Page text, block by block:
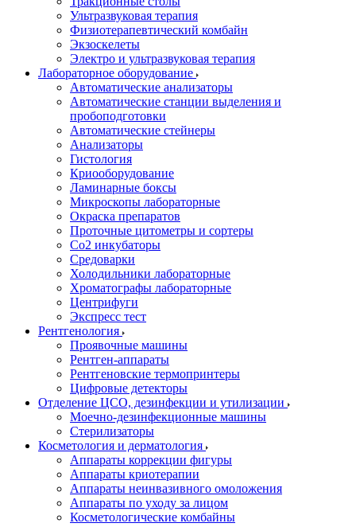
Ультразвуковая терапия
Физиотерапевтический комбайн
Экзоскелеты
Электро и ультразвуковая терапия
Лабораторное оборудование
Автоматические анализаторы
Автоматические станции выделения и
пробоподготовки
Автоматические стейнеры
Анализаторы
Гистология
Криооборудование
Ламинарные боксы
Микроскопы лабораторные
Окраска препаратов
Проточные цитометры и сортеры
Со2 инкубаторы
Средоварки
Холодильники лабораторные
Хроматографы лабораторные
Центрифуги
Экспресс тест
Рентгенология
Проявочные машины
Рентген-аппараты
Рентгеновские термопринтеры
Цифровые детекторы
Отделение ЦСО, дезинфекции и утилизации
Моечно-дезинфекционные машины
Стерилизаторы
Косметология и дерматология
Аппараты коррекции фигуры
Аппараты криотерапии
Аппараты неинвазивного омоложения
Аппараты по уходу за лицом
Косметологические комбайны